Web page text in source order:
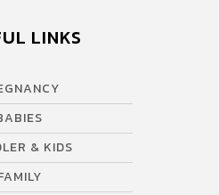
LINKS
& KIDS